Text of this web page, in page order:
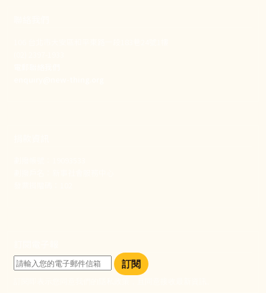
訂閱